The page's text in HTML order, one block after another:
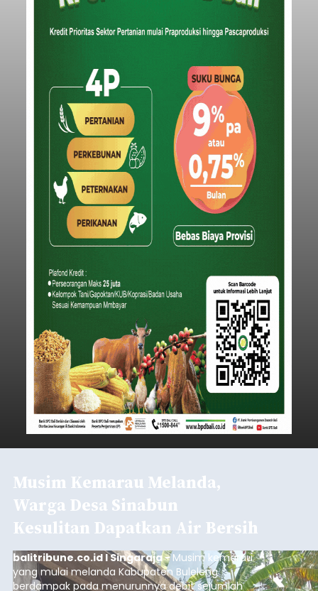
Musim Kemarau Melanda,
Warga Desa Sinabun
Kesulitan Dapatkan Air Bersih
balitribune.co.id I Singaraja -Musim kemarau
yang mulai melanda Kabupaten Buleleng
berdampak pada menurunnya debit sejumlah